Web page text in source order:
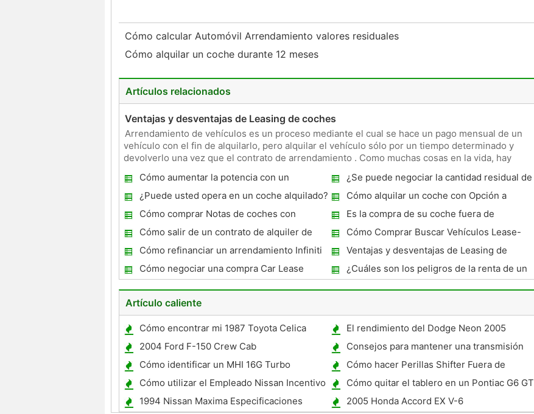
Cómo calcular Automóvil Arrendamiento valores residuales
Cómo alquilar un coche durante 12 meses
Artículos relacionados
Ventajas y desventajas de Leasing de coches
Arrendamiento de vehículos es un proceso mediante el cual se hace un pago mensual de un
vehículo con el fin de alquilarlo, pero alquilar el vehículo sólo por un tiempo determinado y
devolverlo una vez que el contrato de arrendamiento . Como muchas cosas en la vida, hay
Cómo aumentar la potencia con un
turbocompresor
¿Se puede negociar la cantidad residual de
un BMW coche alquilado?
¿Puede usted opera en un coche alquilado?
Cómo alquilar un coche con Opción a
Compra
Cómo comprar Notas de coches con
descuento
Es la compra de su coche fuera de
arrendamiento una buena idea?
Cómo salir de un contrato de alquiler de
coches
Cómo Comprar Buscar Vehículos Lease-
End
Cómo refinanciar un arrendamiento Infiniti
Ventajas y desventajas de Leasing de
coches
Cómo negociar una compra Car Lease
¿Cuáles son los peligros de la renta de un
coche?
Artículo caliente
Cómo encontrar mi 1987 Toyota Celica
Especificaciones
El rendimiento del Dodge Neon 2005
2004 Ford F-150 Crew Cab
Especificaciones
Consejos para mantener una transmisión
manual
Cómo identificar un MHI 16G Turbo
Cómo hacer Perillas Shifter Fuera de
madera
Cómo utilizar el Empleado Nissan Incentivo
Descuento
Cómo quitar el tablero en un Pontiac G6 GT
1994 Nissan Maxima Especificaciones
2005 Honda Accord EX V-6